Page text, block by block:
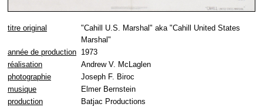
titre original
"Cahill U.S. Marshal" aka "Cahill United States
Marshal"
année de production 1973
réalisation
Andrew V. McLaglen
photographie
Joseph F. Biroc
musique
Elmer Bernstein
production
Batjac Productions